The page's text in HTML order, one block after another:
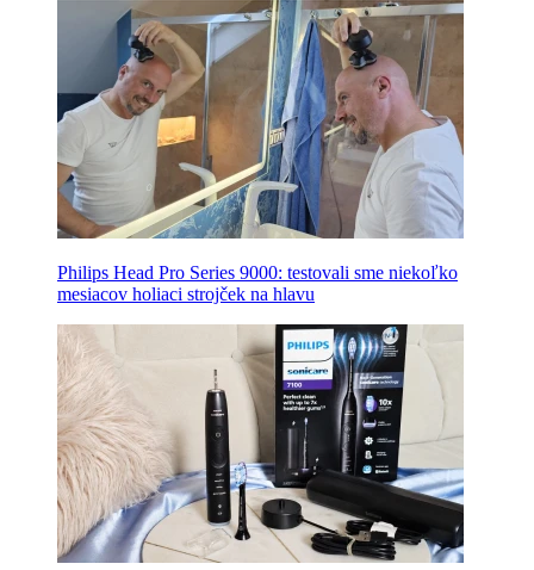
Philips Head Pro Series 9000: testovali sme niekoľko
mesiacov holiaci strojček na hlavu